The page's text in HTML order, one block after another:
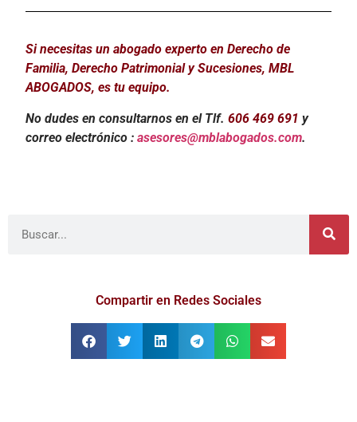
Si necesitas un abogado experto en Derecho de
Familia, Derecho Patrimonial y Sucesiones, MBL
ABOGADOS, es tu equipo.
No dudes en consultarnos en el Tlf.606 469 691 y
correo electrónico :asesores@mblabogados.com.
Compartir en Redes Sociales